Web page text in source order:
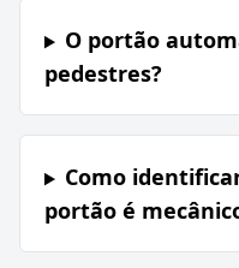
O portão
pedestres?
Como
portão é